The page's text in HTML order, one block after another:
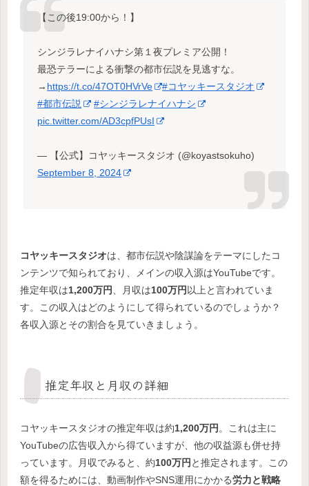
【この後19:00から！】
シンジラレナイハナシ第１夜プレミア公開！
最恐テラーによる衝撃の都市伝説を見逃すな。
→ https://t.co/47OT0HVrVe
#コヤッキースタジオ
#都市伝説
#シンジラレナイハナシ
pic.twitter.com/AD3cpfPUsI
— 【公式】コヤッキースタジオ (@koyastsokuho)
September 8, 2024
コヤッキースタジオは、都市伝説や陰謀論をテーマにしたコ
ンテンツで知られており、メインの収入源はYouTubeです。
推定年収は1,200万円、月収は100万円 以上と言われていま
す。この収入はどのようにして得られているのでしょうか？
各収入源とその割合を見ていきましょう。
推定年収と月収の詳細
コヤッキースタジオの推定年収は約1,200万円。これは主に
YouTubeの広告収入から得ていますが、他の収益源も併せ持
っています。月収でみると、約100万円と推定されます。この
額を得るためには、動画制作やSNS運用にかかる労力と戦略